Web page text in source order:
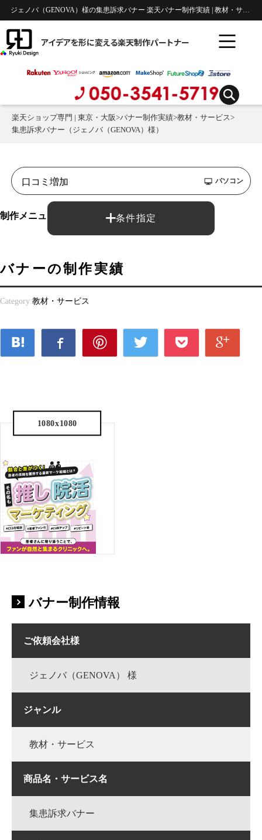
ジェノバ（GENOVA）様の集患訴求バナー 楽天バナー制作実績 | 教材・サービス
アイデアを形に変える楽天制作パートナー
楽天ショップ専門 | 東京・大阪>バナー制作実績>教材・サービス>
集患訴求バナー（ジェノバ（GENOVA）様）
条件指定
パソコン
制作メニュー： バナー制作
バナーの制作実績
Category:教材・サービス
1080x1080
バナー制作情報
ご依頼会社様
ジェノバ（GENOVA） 様
ジャンル
教材・サービス
商品名・サービス名
集患訴求バナー